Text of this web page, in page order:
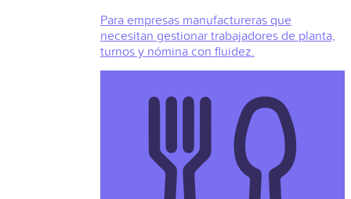
Para empresas manufactureras que
necesitan gestionar trabajadores de planta,
turnos y nómina con fluidez.